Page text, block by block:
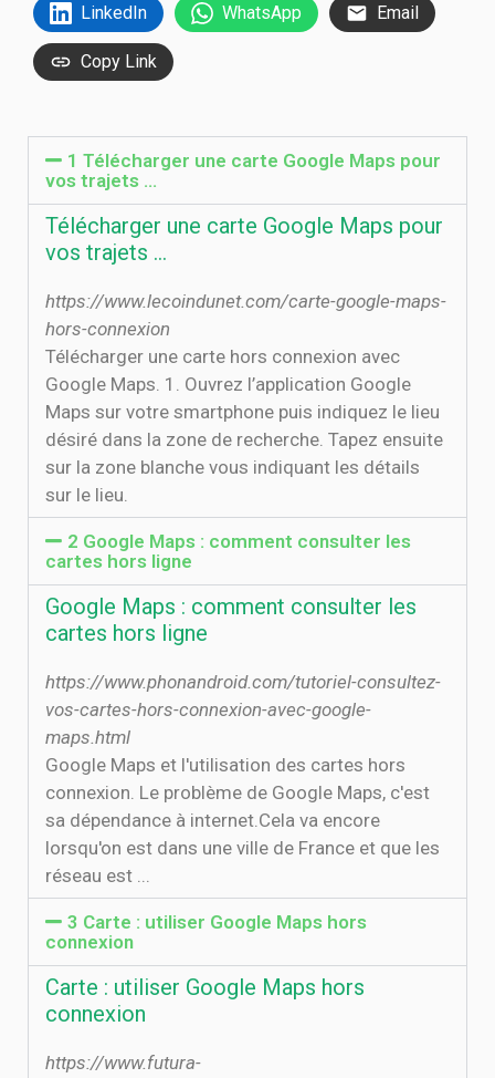
LinkedIn WhatsApp Email
Copy Link
1 Télécharger une carte Google Maps pour
vos trajets …
Télécharger une carte Google Maps pour
vos trajets …
https://www.lecoindunet.com/carte-google-maps-
hors-connexion
Télécharger une carte hors connexion avec
Google Maps. 1. Ouvrez l’application Google
Maps sur votre smartphone puis indiquez le lieu
désiré dans la zone de recherche. Tapez ensuite
sur la zone blanche vous indiquant les détails
sur le lieu.
2 Google Maps : comment consulter les
cartes hors ligne
Google Maps : comment consulter les
cartes hors ligne
https://www.phonandroid.com/tutoriel-consultez-
vos-cartes-hors-connexion-avec-google-
maps.html
Google Maps et l'utilisation des cartes hors
connexion. Le problème de Google Maps, c'est
sa dépendance à internet.Cela va encore
lorsqu'on est dans une ville de France et que les
réseau est ...
3 Carte : utiliser Google Maps hors
connexion
Carte : utiliser Google Maps hors
connexion
https://www.futura-